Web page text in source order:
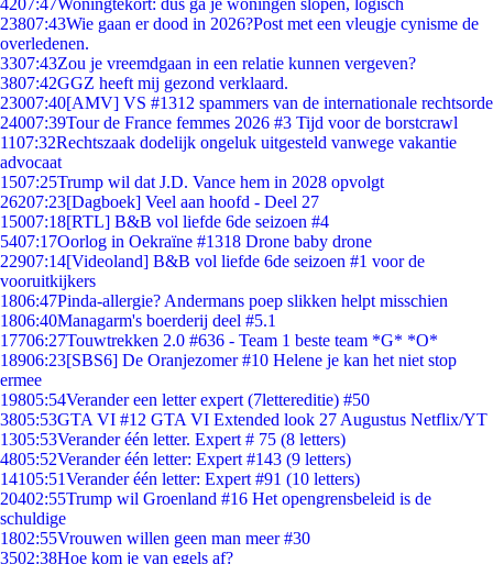
4207:47Woningtekort: dus ga je woningen slopen, logisch
23807:43Wie gaan er dood in 2026?Post met een vleugje cynisme de
overledenen.
3307:43Zou je vreemdgaan in een relatie kunnen vergeven?
3807:42GGZ heeft mij gezond verklaard.
23007:40[AMV] VS #1312 spammers van de internationale rechtsorde
24007:39Tour de France femmes 2026 #3 Tijd voor de borstcrawl
1107:32Rechtszaak dodelijk ongeluk uitgesteld vanwege vakantie
advocaat
1507:25Trump wil dat J.D. Vance hem in 2028 opvolgt
26207:23[Dagboek] Veel aan hoofd - Deel 27
15007:18[RTL] B&B vol liefde 6de seizoen #4
5407:17Oorlog in Oekraïne #1318 Drone baby drone
22907:14[Videoland] B&B vol liefde 6de seizoen #1 voor de
vooruitkijkers
1806:47Pinda-allergie? Andermans poep slikken helpt misschien
1806:40Managarm's boerderij deel #5.1
17706:27Touwtrekken 2.0 #636 - Team 1 beste team *G* *O*
18906:23[SBS6] De Oranjezomer #10 Helene je kan het niet stop
ermee
19805:54Verander een letter expert (7lettereditie) #50
3805:53GTA VI #12 GTA VI Extended look 27 Augustus Netflix/YT
1305:53Verander één letter. Expert # 75 (8 letters)
4805:52Verander één letter: Expert #143 (9 letters)
14105:51Verander één letter: Expert #91 (10 letters)
20402:55Trump wil Groenland #16 Het opengrensbeleid is de
schuldige
1802:55Vrouwen willen geen man meer #30
3502:38Hoe kom je van egels af?